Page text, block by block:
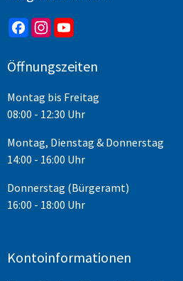
Öffnungszeiten
Montag bis Freitag
08:00 - 12:30 Uhr
Montag, Dienstag & Donnerstag
14:00 - 16:00 Uhr
Donnerstag (Bürgeramt)
16:00 - 18:00 Uhr
Kontoinformationen